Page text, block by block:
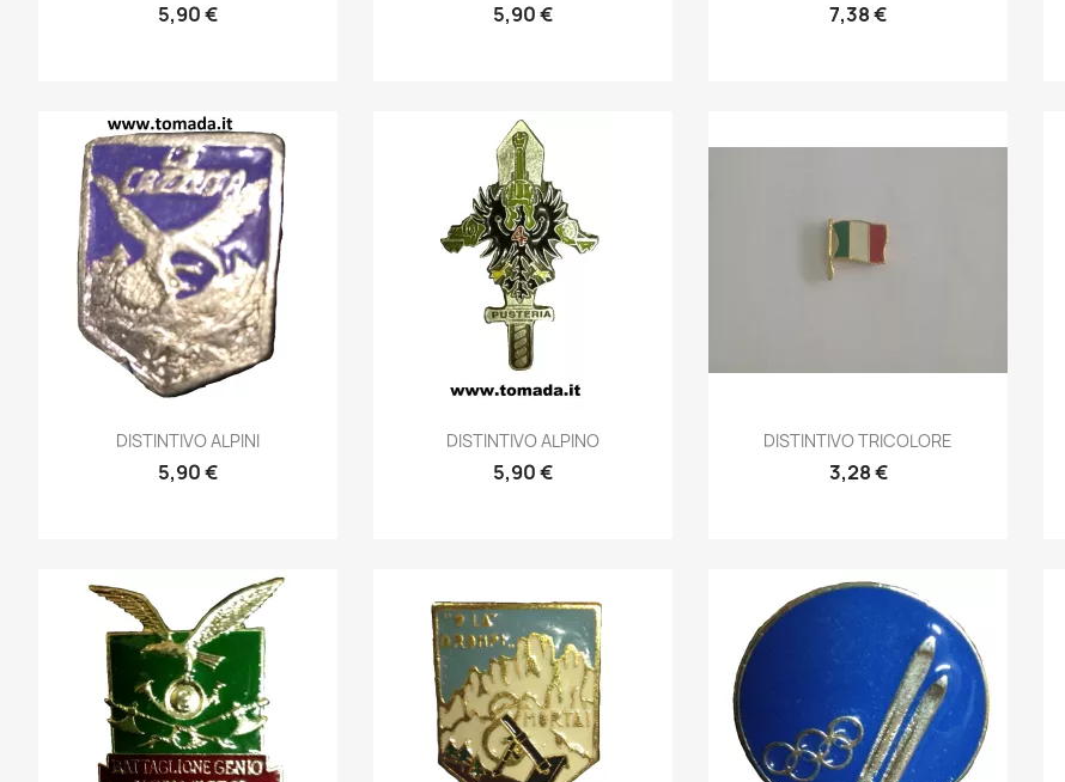
5,90 € 5,90 € 7,38 €
Anteprima
DISTINTIVO ALPINI
5,90 €
Anteprima
DISTINTIVO ALPINO
5,90 €
Anteprima
DISTINTIVO TRICOLORE
3,28 €